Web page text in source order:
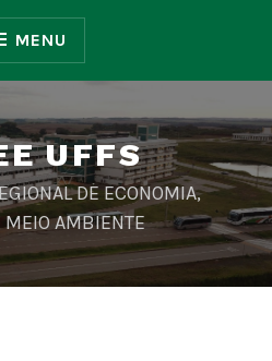
MENU
UFFS
DE ECONOMIA,
MEIO AMBIENTE